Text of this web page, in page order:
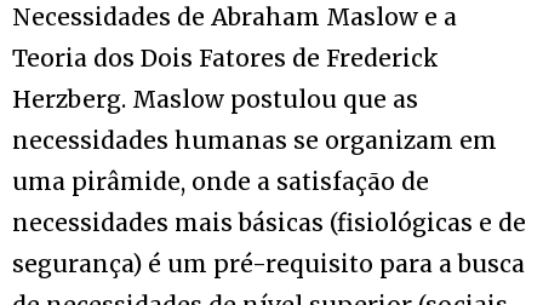
Necessidades de Abraham Maslow e a
Teoria dos Dois Fatores de Frederick
Herzberg. Maslow postulou que as
necessidades humanas se organizam em
uma pirâmide, onde a satisfação de
necessidades mais básicas (fisiológicas e de
segurança) é um pré-requisito para a busca